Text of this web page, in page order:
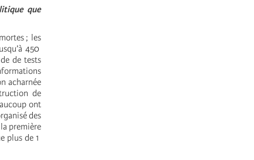
que
; les
450
de tests
acharnée
de
ont
des
première
plus de 1